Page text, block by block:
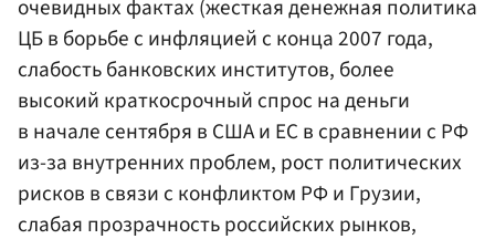
очевидных фактах (жесткая денежная политика
ЦБ в борьбе с инфляцией с конца 2007 года,
слабость банковских институтов, более
высокий краткосрочный спрос на деньги
в начале сентября в США и ЕС в сравнении с РФ
из-за внутренних проблем, рост политических
рисков в связи с конфликтом РФ и Грузии,
слабая прозрачность российских рынков,